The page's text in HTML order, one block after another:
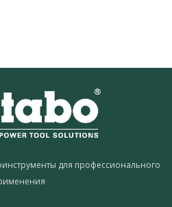
для профессионального